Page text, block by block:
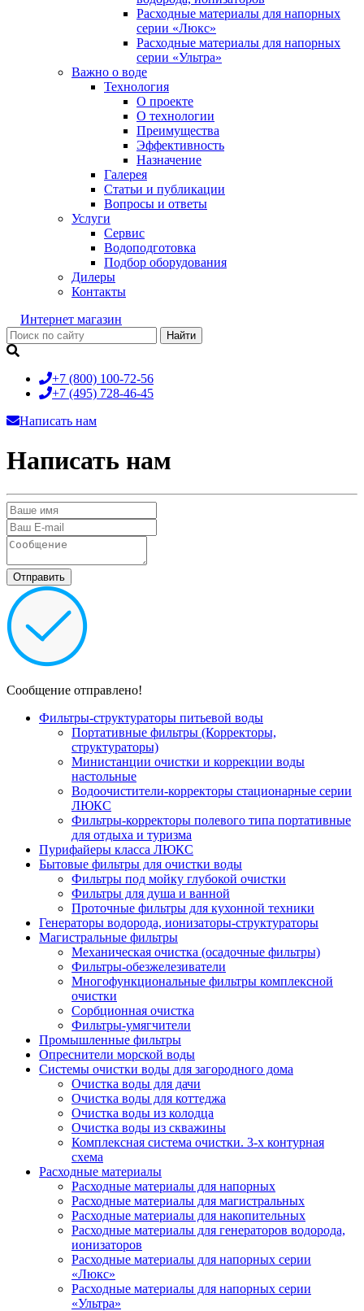
Расходные материалы для напорных
серии «Люкс»
Расходные материалы для напорных
серии «Ультра»
Важно о воде
Технология
О проекте
О технологии
Преимущества
Эффективность
Назначение
Галерея
Статьи и публикации
Вопросы и ответы
Услуги
Сервис
Водоподготовка
Подбор оборудования
Дилеры
Контакты
Интернет магазин
+7 (800) 100-72-56
+7 (495) 728-46-45
Написать нам
Написать нам
Сообщение отправлено!
Фильтры-структураторы питьевой воды
Портативные фильтры (Корректоры,
структураторы)
Министанции очистки и коррекции воды
настольные
Водоочистители-корректоры стационарные серии
ЛЮКС
Фильтры-корректоры полевого типа портативные
для отдыха и туризма
Пурифайеры класса ЛЮКС
Бытовые фильтры для очистки воды
Фильтры под мойку глубокой очистки
Фильтры для душа и ванной
Проточные фильтры для кухонной техники
Генераторы водорода, ионизаторы-структураторы
Магистральные фильтры
Механическая очистка (осадочные фильтры)
Фильтры-обезжелезиватели
Многофункциональные фильтры комплексной
очистки
Сорбционная очистка
Фильтры-умягчители
Промышленные фильтры
Опреснители морской воды
Системы очистки воды для загородного дома
Очистка воды для дачи
Очистка воды для коттеджа
Очистка воды из колодца
Очистка воды из скважины
Комплексная система очистки. 3-х контурная
схема
Расходные материалы
Расходные материалы для напорных
Расходные материалы для магистральных
Расходные материалы для накопительных
Расходные материалы для генераторов водорода,
ионизаторов
Расходные материалы для напорных серии
«Люкс»
Расходные материалы для напорных серии
«Ультра»